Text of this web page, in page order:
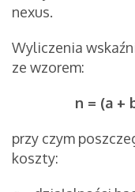
nexus.
Wyliczenia
ze wzorem:
n = (a +
przy czym
koszty: